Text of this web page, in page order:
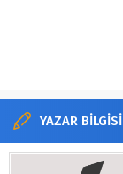
YAZAR BİLGİSİ